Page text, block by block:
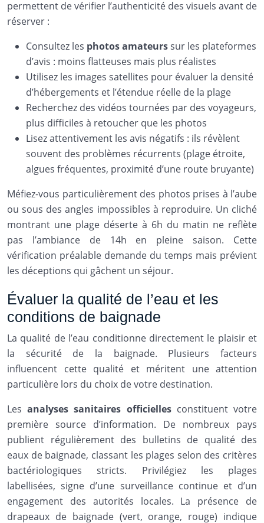
permettent de vérifier l’authenticité des visuels avant de
réserver :
Consultez les photos amateurssur les plateformes
d’avis : moins flatteuses mais plus réalistes
Utilisez les images satellites pour évaluer la densité
d’hébergements et l’étendue réelle de la plage
Recherchez des vidéos tournées par des voyageurs,
plus difficiles à retoucher que les photos
Lisez attentivement les avis négatifs : ils révèlent
souvent des problèmes récurrents (plage étroite,
algues fréquentes, proximité d’une route bruyante)
Méfiez-vous particulièrement des photos prises à l’aube
ou sous des angles impossibles à reproduire. Un cliché
montrant une plage déserte à 6h du matin ne reflète
pas l’ambiance de 14h en pleine saison. Cette
vérification préalable demande du temps mais prévient
les déceptions qui gâchent un séjour.
Évaluer la qualité de l’eau et les
conditions de baignade
La qualité de l’eau conditionne directement le plaisir et
la sécurité de la baignade. Plusieurs facteurs
influencent cette qualité et méritent une attention
particulière lors du choix de votre destination.
Lesanalyses sanitaires officiellesconstituent votre
première source d’information. De nombreux pays
publient régulièrement des bulletins de qualité des
eaux de baignade, classant les plages selon des critères
bactériologiques stricts. Privilégiez les plages
labellisées, signe d’une surveillance continue et d’un
engagement des autorités locales. La présence de
drapeaux de baignade (vert, orange, rouge) indique